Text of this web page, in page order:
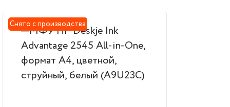
Снято с производства